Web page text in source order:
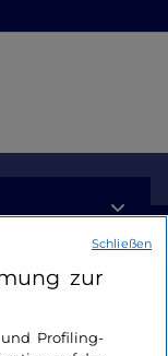
zur
Profiling-
Schließen